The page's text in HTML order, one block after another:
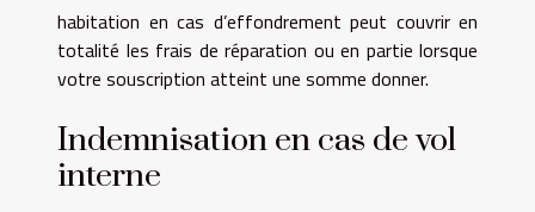
habitation en cas d’effondrement peut couvrir en
totalité les frais de réparation ou en partie lorsque
votre souscription atteint une somme donner.
Indemnisation en cas de vol
interne